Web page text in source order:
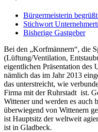
Bürgermeisterin
Stichwort
Bisherige Gastgeber
Bei den „Korfmännern“, die
(Lüftung/Ventilation,
eigentlichen Präsentation des
nämlich das im Jahr 2013
das unterstreicht, wie
Firma mit der Ruhrstadt ist.
Wittener und werden es auch
überwiegend von Wittenern
ist Hauptsitz der weltweit
ist in Gladbeck.